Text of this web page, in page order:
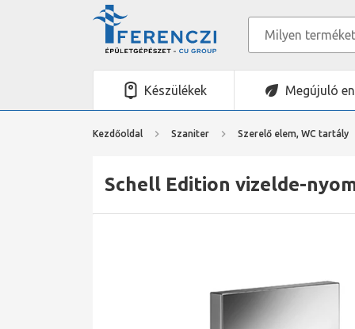
Készülékek Megújuló
Kezdőoldal Szaniter Szerelő elem, WC tartály
Schell Edition vizelde-